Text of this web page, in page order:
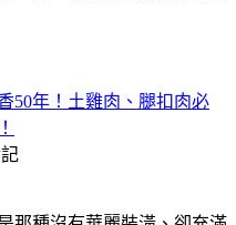
50年！土雞肉、腿扣肉必